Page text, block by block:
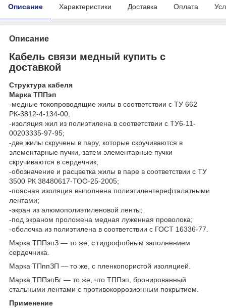
Описание Характеристики Доставка Оплата
Описание
Кабель связи медный купить с
доставкой
Структура кабеля
Марка ТППэп
-медные токопроводящие жилы в соответствии с ТУ 662
РК-3812-4-134-00;
-изоляция жил из полиэтилена в соответствии с ТУ6-11-
00203335-97-95;
-две жилы скручены в пару, которые скручиваются в
элементарные пучки, затем элементарные пучки
скручиваются в сердечник;
-обозначение и расцветка жилы в паре в соответствии с ТУ
3500 РК 38480617-ТОО-25-2005;
-поясная изоляция выполнена полиэтилентерефталатными
лентами;
-экран из алюмополиэтиленовой ленты;
-под экраном проложена медная луженная проволока;
-оболочка из полиэтилена в соответствии с ГОСТ 16336-77.
Марка ТППэпЗ ― то же, с гидрофобным заполнением
сердечника.
Марка ТПппЗП ― то же, с пленкопористой изоляцией.
Марка ТППэпБг ― то же, что ТППэп, бронированный
стальными лентами с противокоррозионным покрытием.
Применение